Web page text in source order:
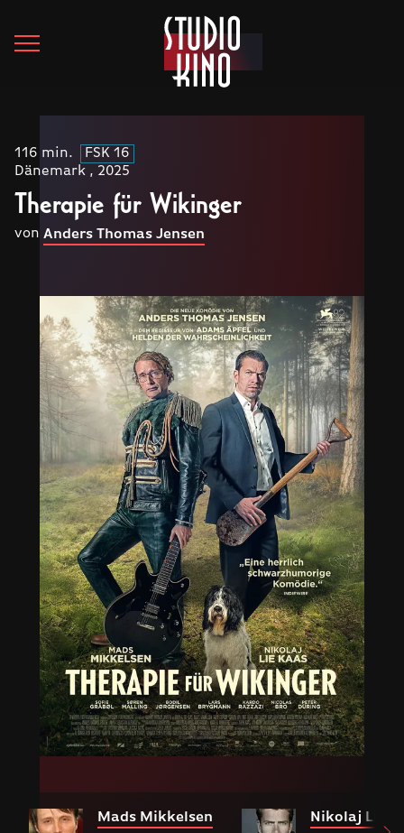
116 min.
FSK 16
Dänemark , 2025
Therapie für Wikinger
von Anders Thomas Jensen
Mads Mikkelsen Nikolaj Lie